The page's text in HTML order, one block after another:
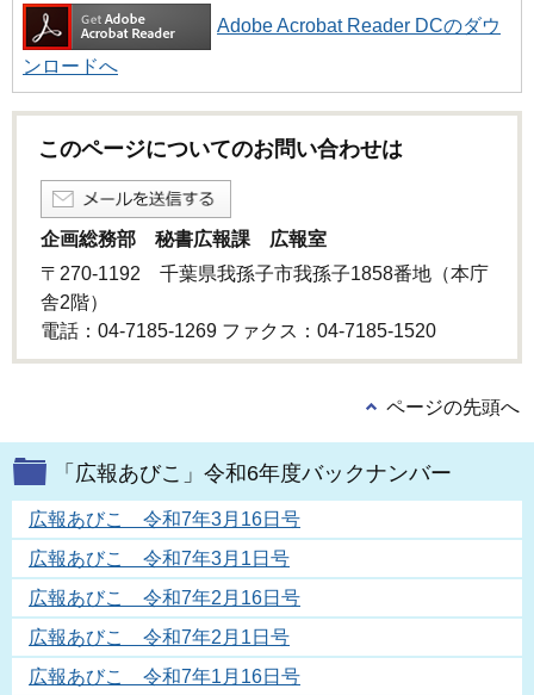
Adobe Acrobat Reader DCのダウ
ンロードへ
このページについてのお問い合わせは
企画総務部 秘書広報課 広報室
〒270-1192 千葉県我孫子市我孫子1858番地（本庁
舎2階）
電話：04-7185-1269 ファクス：04-7185-1520
ページの先頭へ
「広報あびこ」令和6年度バックナンバー
広報あびこ 令和7年3月16日号
広報あびこ 令和7年3月1日号
広報あびこ 令和7年2月16日号
広報あびこ 令和7年2月1日号
広報あびこ 令和7年1月16日号